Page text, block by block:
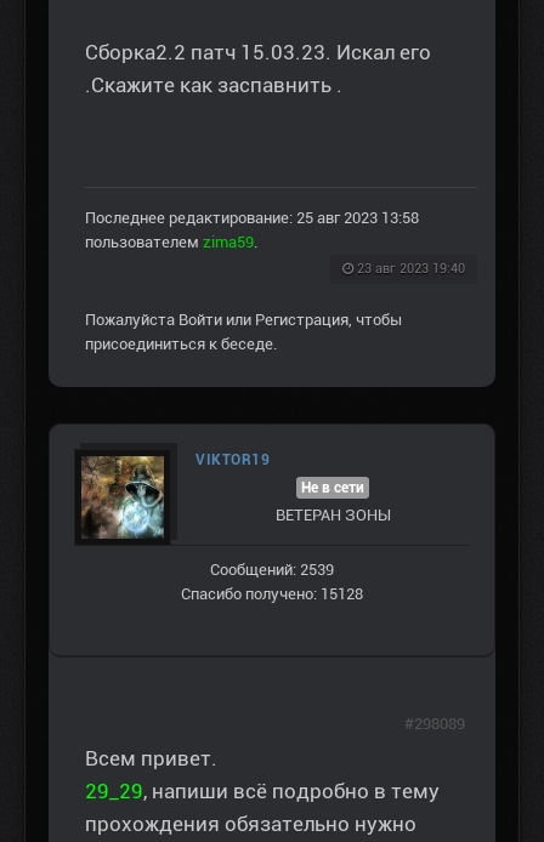
Сборка2.2 патч 15.03.23. Искал его
.Скажите как заспавнить .
Последнее редактирование: 25 авг 2023 13:58
пользователем zima59
23 авг 2023 19:40
Пожалуйста Войти или Регистрация , чтобы
присоединиться к беседе.
VIKTOR19
Не в сети
ВЕТЕРАН ЗOНЫ
Сообщений: 2539
Спасибо получено: 15128
Всем привет.
29_29, напиши всё подробно в тему
прохождения обязательно нужно
#298089